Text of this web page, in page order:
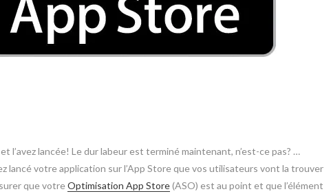
l’avez lancée! Le dur labeur est terminé maintenant, n’est-ce pas? …
lancé votre application sur l’App Store que vos utilisateurs vont la trouver
que votreOptimisation App Store(ASO) est au point et que l’élément